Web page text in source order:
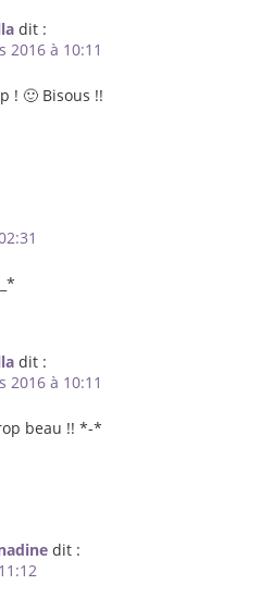
dit :
2016 à 10:11
! 🙂 Bisous !!
dit :
2016 à 10:11
beau !! *-*
dit :